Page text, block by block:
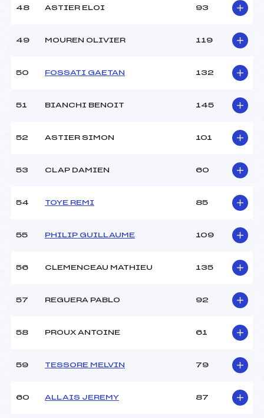
48 ASTIER ELOI 93
49 MOUREN OLIVIER 119
50 FOSSATI GAETAN 132
51 BIANCHI BENOIT 145
52 ASTIER SIMON 101
53 CLAP DAMIEN 60
54 TOYE REMI 85
55 PHILIP GUILLAUME 109
56 CLEMENCEAU MATHIEU 135
57 REGUERA PABLO 92
58 PROUX ANTOINE 61
59 TESSORE MELVIN 79
60 ALLAIS JEREMY 87